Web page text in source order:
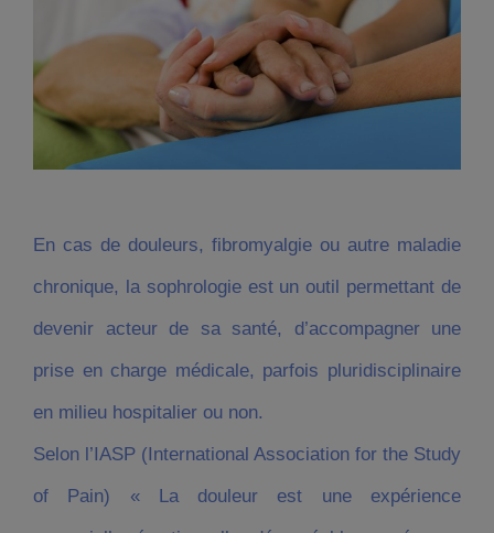
En cas de douleurs, fibromyalgie ou autre maladie
chronique, la sophrologie est un outil permettant de
devenir acteur de sa santé, d’accompagner une
prise en charge médicale, parfois pluridisciplinaire
en milieu hospitalier ou non.
Selon l’IASP (International Association for the Study
of Pain) « La douleur est une expérience